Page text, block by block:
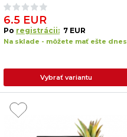
6.5 EUR
Po registrácii: 7 EUR
Na sklade - môžete mať ešte dnes
Vybrať variantu